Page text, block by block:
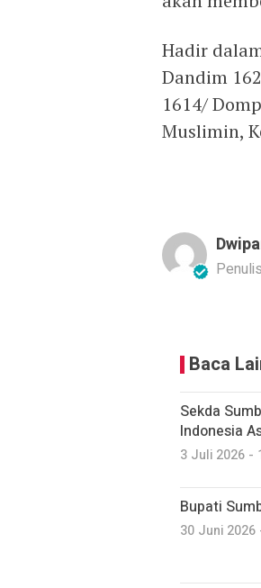
Hadir
Dandim
1614/
Muslimin,
Penulis
Baca
Sekda
Indonesia
3 Juli 2026 -
Bupati
30 Juni 2026